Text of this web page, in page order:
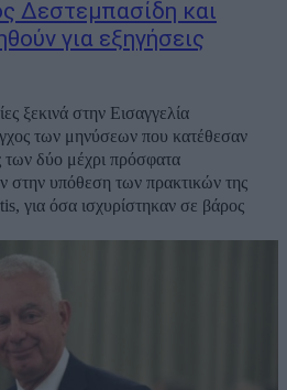
Δεστεμπασίδη και
για εξηγήσεις
ξεκινά στην Εισαγγελία
των μηνύσεων που κατέθεσαν
δύο μέχρι πρόσφατα
στην υπόθεση των πρακτικών της
για όσα ισχυρίστηκαν σε βάρος